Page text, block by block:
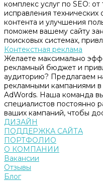
комплекс услуг по SEO:
исправления
контента и улучшения
поможем вашему сайту
поисковых системах,
Контекстная реклама
Желаете максимально
рекламный бюджет и
аудиторию? Предлагаем
рекламными кампаниями
AdWords. Наша команда
специалистов постоянно
ваших кампаний, чтобы
ДИЗАЙН
ПОДДЕРЖКА САЙТА
ПОРТФОЛИО
О КОМПАНИИ
Вакансии
Отзывы
Блог